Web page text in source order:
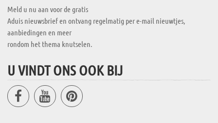
Meld u nu aan voor de gratis
Aduis nieuwsbrief en ontvang regelmatig per e-mail nieuwtjes,
aanbiedingen en meer
rondom het thema knutselen.
U VINDT ONS OOK BIJ